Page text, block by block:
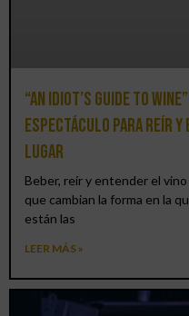
“An Idiot’s Guide to
espectáculo para reír y
lugar
Beber, reír y entender el
que cambian la forma en la
están las
LEER MÁS »